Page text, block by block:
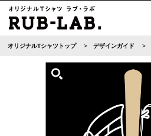
オリジナルTシャツトップ デザインガイド